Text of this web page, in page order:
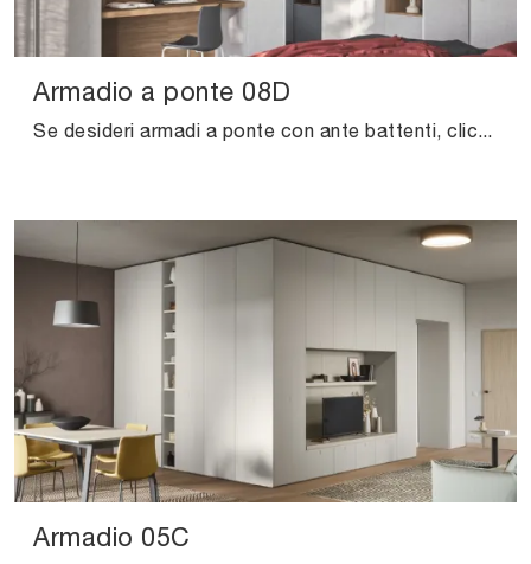
Armadio a ponte 08D
Armadio 05C